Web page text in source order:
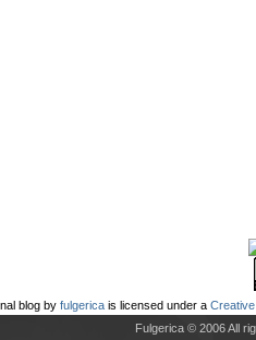
blog by fulgerica is licensed under a
Fulgerica © 2006 All